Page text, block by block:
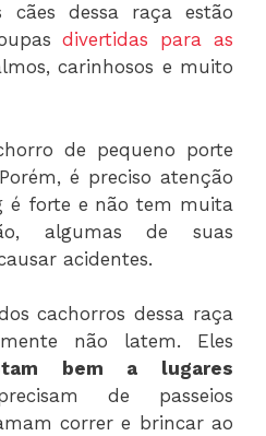
cães dessa raça estão
divertidas para as
carinhosos e muito
de pequeno porte
é preciso atenção
é forte e não tem muita
algumas de suas
acidentes.
cachorros dessa raça
não latem. Eles
bem a lugares
de passeios
correr e brincar ao